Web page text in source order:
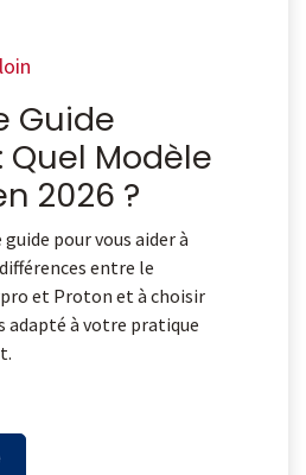
Guide
Quel Modèle
2026 ?
pour vous aider à
entre le
et Proton et à choisir
adapté à votre pratique